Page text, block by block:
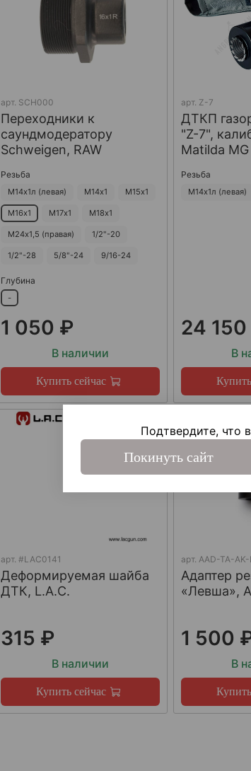
арт. SCH000
Переходники к
саундмодератору
Schweigen, RAW
Резьба
М14х1л (левая) М14х1 М15х1
М16х1 М17х1 М18х1
М24х1,5 (правая) 1/2"-20
1/2"-28 5/8"-24 9/16-24
Глубина
-
1 050 ₽
В наличии
Купить сейчас
арт. Z-7
ДТКП
"Z-7",
Matilda
Резьба
М14х1л (левая)
24
В
арт.#LAC0141
Деформируемая шайба
ДТК, L.A.C.
315 ₽
В наличии
Купить сейчас
арт. AAD-TA-AK-
Адаптер
«Левша»,
1 500
В
Подтвердите, что
Покинуть сайт